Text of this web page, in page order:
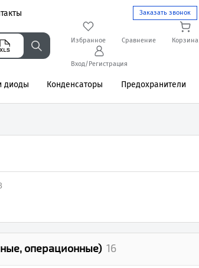
Заказать звонок
Избранное Сравнение Корзина
Вход/Регистрация
диоды Конденсаторы Предохранители
операционные) 16